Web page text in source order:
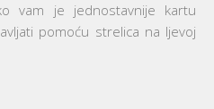
vam je jednostavnije kartu
pomoću strelica na ljevoj